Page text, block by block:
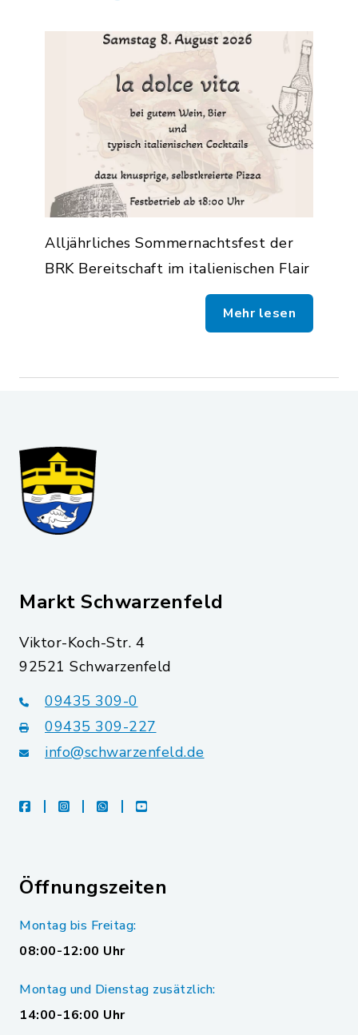
Alljährliches Sommernachtsfest der
BRK Bereitschaft im italienischen Flair
Mehr lesen
Markt Schwarzenfeld
Viktor-Koch-Str. 4
92521 Schwarzenfeld
09435 309-0
09435 309-227
info@schwarzenfeld.de
facebookinstagramwhatsappyoutube
Öffnungszeiten
Montag bis Freitag:
08:00-12:00 Uhr
Montag und Dienstag zusätzlich:
14:00-16:00 Uhr